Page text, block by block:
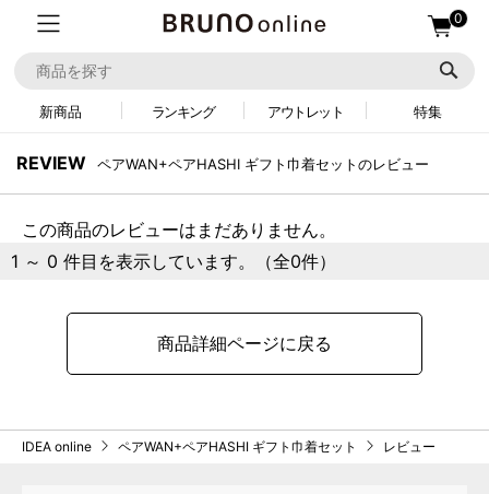
0
新商品 ランキング アウトレット 特集
REVIEW ペアWAN+ペアHASHI ギフト巾着セットのレビュー
この商品のレビューはまだありません。
1 ～ 0 件目を表示しています。（全0件）
商品詳細ページに戻る
IDEA online ペアWAN+ペアHASHI ギフト巾着セット レビュー